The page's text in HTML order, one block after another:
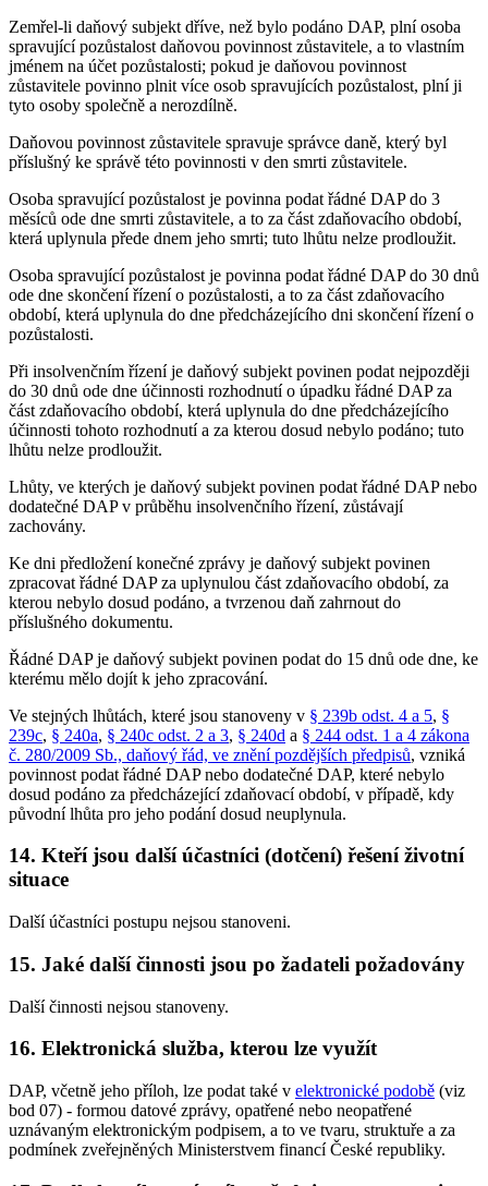
Zemřel-li daňový subjekt dříve, než bylo podáno DAP, plní osoba
spravující pozůstalost daňovou povinnost zůstavitele, a to vlastním
jménem na účet pozůstalosti; pokud je daňovou povinnost
zůstavitele povinno plnit více osob spravujících pozůstalost, plní ji
tyto osoby společně a nerozdílně.
Daňovou povinnost zůstavitele spravuje správce daně, který byl
příslušný ke správě této povinnosti v den smrti zůstavitele.
Osoba spravující pozůstalost je povinna podat řádné DAP do 3
měsíců ode dne smrti zůstavitele, a to za část zdaňovacího období,
která uplynula přede dnem jeho smrti; tuto lhůtu nelze prodloužit.
Osoba spravující pozůstalost je povinna podat řádné DAP do 30 dnů
ode dne skončení řízení o pozůstalosti, a to za část zdaňovacího
období, která uplynula do dne předcházejícího dni skončení řízení o
pozůstalosti.
Při insolvenčním řízení je daňový subjekt povinen podat nejpozději
do 30 dnů ode dne účinnosti rozhodnutí o úpadku řádné DAP za
část zdaňovacího období, která uplynula do dne předcházejícího
účinnosti tohoto rozhodnutí a za kterou dosud nebylo podáno; tuto
lhůtu nelze prodloužit.
Lhůty, ve kterých je daňový subjekt povinen podat řádné DAP nebo
dodatečné DAP v průběhu insolvenčního řízení, zůstávají
zachovány.
Ke dni předložení konečné zprávy je daňový subjekt povinen
zpracovat řádné DAP za uplynulou část zdaňovacího období, za
kterou nebylo dosud podáno, a tvrzenou daň zahrnout do
příslušného dokumentu.
Řádné DAP je daňový subjekt povinen podat do 15 dnů ode dne, ke
kterému mělo dojít k jeho zpracování.
Ve stejných lhůtách, které jsou stanoveny v § 239b odst. 4 a 5, §
239c, § 240a, § 240c odst. 2 a 3, § 240d a § 244 odst. 1 a 4 zákona
č. 280/2009 Sb., daňový řád, ve znění pozdějších předpisů, vzniká
povinnost podat řádné DAP nebo dodatečné DAP, které nebylo
dosud podáno za předcházející zdaňovací období, v případě, kdy
původní lhůta pro jeho podání dosud neuplynula.
14. Kteří jsou další účastníci (dotčení) řešení životní
situace
Další účastníci postupu nejsou stanoveni.
15. Jaké další činnosti jsou po žadateli požadovány
Další činnosti nejsou stanoveny.
16. Elektronická služba, kterou lze využít
DAP, včetně jeho příloh, lze podat také v elektronické podobě (viz
bod 07) - formou datové zprávy, opatřené nebo neopatřené
uznávaným elektronickým podpisem, a to ve tvaru, struktuře a za
podmínek zveřejněných Ministerstvem financí České republiky.